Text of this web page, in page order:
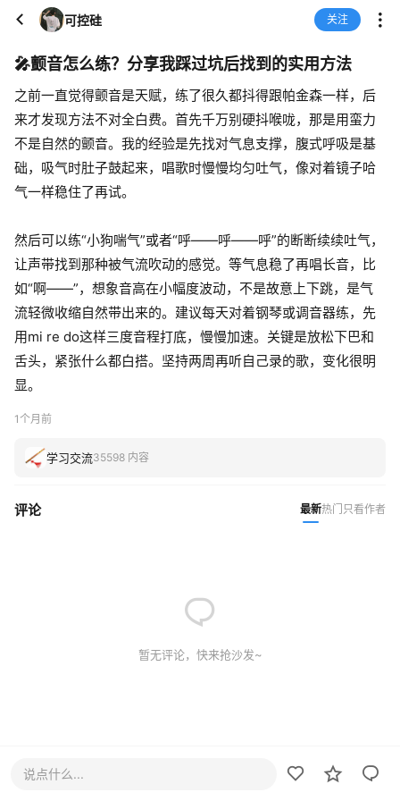
可控硅 关注
🎤颤音怎么练？分享我踩过坑后找到的实用方法
之前一直觉得颤音是天赋，练了很久都抖得跟帕金森一样，后
来才发现方法不对全白费。首先千万别硬抖喉咙，那是用蛮力
不是自然的颤音。我的经验是先找对气息支撑，腹式呼吸是基
础，吸气时肚子鼓起来，唱歌时慢慢均匀吐气，像对着镜子哈
气一样稳住了再试。
然后可以练“小狗喘气”或者“呼——呼——呼”的断断续续吐气，
让声带找到那种被气流吹动的感觉。等气息稳了再唱长音，比
如“啊——”，想象音高在小幅度波动，不是故意上下跳，是气
流轻微收缩自然带出来的。建议每天对着钢琴或调音器练，先
用mi re do这样三度音程打底，慢慢加速。关键是放松下巴和
舌头，紧张什么都白搭。坚持两周再听自己录的歌，变化很明
显。
1个月前
学习交流35598 内容
评论 最新热门 只看作者
暂无评论，快来抢沙发~
说点什么...